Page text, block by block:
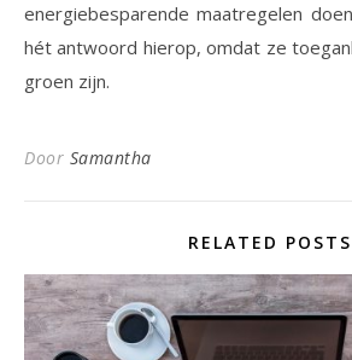
energiebesparende maatregelen
hét antwoord hierop, omdat ze
groen zijn.
Door Samantha
RELATED POSTS